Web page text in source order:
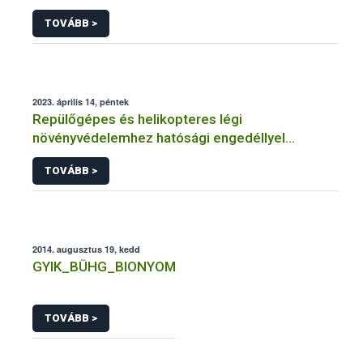
TOVÁBB >
2023. április 14, péntek
Repülőgépes és helikopteres légi
növényvédelemhez hatósági engedéllyel
rendelkező szervezetek
TOVÁBB >
2014. augusztus 19, kedd
GYIK_BÜHG_BIONYOM
TOVÁBB >